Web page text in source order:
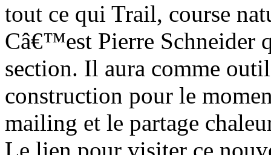
tout ce qui Trail, course
Câ€™est Pierre Schneider
section. Il aura comme
construction pour le
mailing et le partage